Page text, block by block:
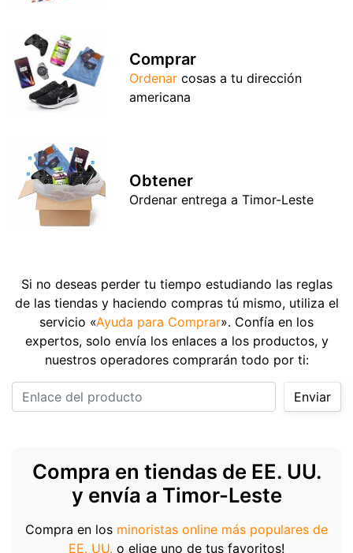
Comprar
Ordenar cosas a tu dirección
americana
Obtener
Ordenar entrega a Timor-Leste
Si no deseas perder tu tiempo estudiando las reglas
de las tiendas y haciendo compras tú mismo, utiliza el
servicio «Ayuda para Comprar». Confía en los
expertos, solo envía los enlaces a los productos, y
nuestros operadores comprarán todo por ti:
Enviar
Compra en tiendas de EE. UU.
y envía a Timor-Leste
Compra en los minoristas online más populares de
EE. UU. o elige uno de tus favoritos!